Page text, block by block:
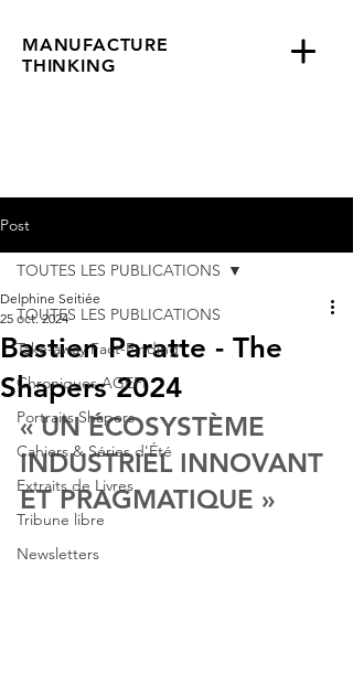
MANUFACTURE
THINKING
Post
TOUTES LES PUBLICATIONS
Take-away Fact-Finding
Chroniques AGEFI
Portraits Shapers
Cahiers & Séries d'Été
Extraits de Livres
Tribune libre
Newsletters
TOUTES LES PUBLICATIONS
Bastien Paratte - The
Shapers 2024
Delphine Seitiée
25 oct. 2024
« UN ÉCOSYSTÈME
INDUSTRIEL INNOVANT
ET PRAGMATIQUE »